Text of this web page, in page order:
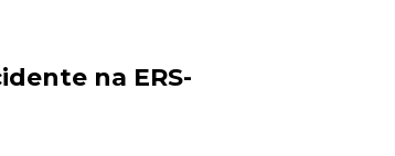
na ERS-